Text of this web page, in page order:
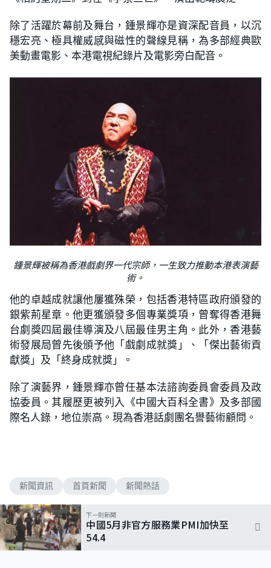
除了活躍於幕前及舞台，鍾景輝亦是資深配音員，以沉
穩宏亮、極具權威感與磁性的聲線見稱，為多部經典歐
美動畫電影、本港電視紀錄片及電影旁白配音。
鍾景輝被稱為香港戲劇界一代宗師，一生致力推動本港表演藝
術。
他的卓越成就讓他屢獲殊榮，包括香港特區政府頒發的
銀紫荊星章。他更獲頒發多個專業獎項，曾奪得香港舞
台劇獎四屆最佳導演及八屆最佳男主角。此外，香港藝
術發展局曾先後頒予他「戲劇成就獎」、「傑出藝術貢
獻獎」及「終身成就獎」。
除了演藝界，鍾景輝亦曾任基本法諮詢委員會委員及政
協委員。其履歷更被列入《中國大百科全書》及多部國
際名人錄，地位崇高。現為香港話劇團名譽藝術顧問。
新聞資訊 首頁新聞 新聞熱話
下一則新聞
中國5月非官方服務業PMI加快至
54.4